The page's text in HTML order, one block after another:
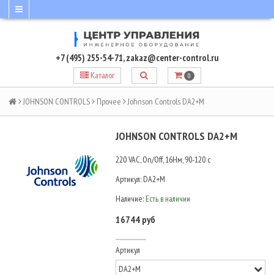
+7 (495) 255-54-71,zakaz@center-control.ru
Каталог 0
JOHNSON CONTROLS Прочее Johnson Controls DA2+M
JOHNSON CONTROLS DA2+M
220 VAC, On/Off, 16Нм, 90-120 c
Артикул: DA2+M
Наличие: Есть в наличии
16744 руб
Артикул